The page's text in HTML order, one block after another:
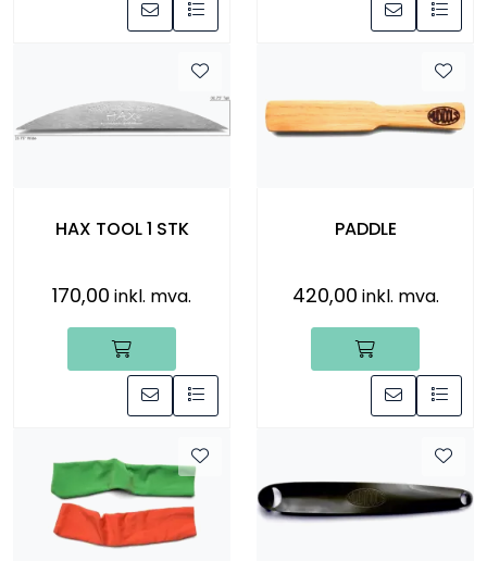
HAX TOOL 1 STK
170,00 inkl. mva.
PADDLE
420,00 inkl. mva.